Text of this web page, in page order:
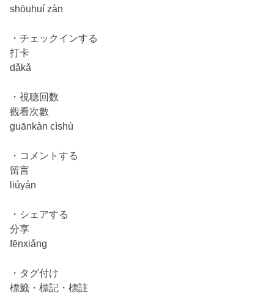
shōuhuí zàn
・チェックインする
打卡
dǎkǎ
・視聴回数
觀看次數
guānkàn cìshù
・コメントする
留言
liúyán
・シェアする
分享
fēnxiǎng
・タグ付け
標籤・標記・標註